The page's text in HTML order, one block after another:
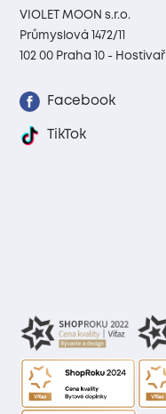
VIOLET MOON s.r.o.
Průmyslová 1472/11
102 00 Praha 10 - Hostivař
Facebook
TikTok